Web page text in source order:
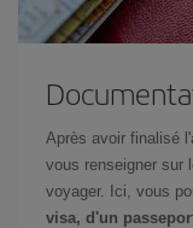
Après avoir finalisé
vous renseigner sur
voyager. Ici, vous
visa, d'un